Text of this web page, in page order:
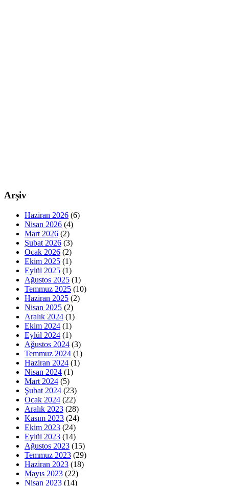
Arşiv
Haziran 2026 (6)
Nisan 2026 (4)
Mart 2026 (2)
Şubat 2026 (3)
Ocak 2026 (2)
Ekim 2025 (1)
Eylül 2025 (1)
Ağustos 2025 (1)
Temmuz 2025 (10)
Haziran 2025 (2)
Nisan 2025 (2)
Aralık 2024 (1)
Ekim 2024 (1)
Eylül 2024 (1)
Ağustos 2024 (3)
Temmuz 2024 (1)
Haziran 2024 (1)
Nisan 2024 (1)
Mart 2024 (5)
Şubat 2024 (23)
Ocak 2024 (22)
Aralık 2023 (28)
Kasım 2023 (24)
Ekim 2023 (24)
Eylül 2023 (14)
Ağustos 2023 (15)
Temmuz 2023 (29)
Haziran 2023 (18)
Mayıs 2023 (22)
Nisan 2023 (14)